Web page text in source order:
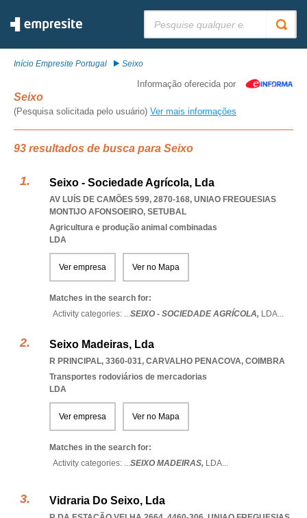
Início Empresite Portugal Seixo
Informação oferecida por
Seixo
(Pesquisa solicitada pelo usuário) Ver mais informações
93 resultados de busca para Seixo
Seixo - Sociedade Agrícola, Lda
AV LUÍS DE CAMÕES 599, 2870-168, UNIAO FREGUESIAS
MONTIJO AFONSOEIRO, SETUBAL
Agricultura e produção animal combinadas
LDA
Ver empresa Ver no Mapa
Matches in the search for:
Activity categories: ...SEIXO - SOCIEDADE AGRÍCOLA, LDA...
Seixo Madeiras, Lda
R PRINCIPAL, 3360-031, CARVALHO PENACOVA, COIMBRA
Transportes rodoviários de mercadorias
LDA
Ver empresa Ver no Mapa
Matches in the search for:
Activity categories: ...SEIXO MADEIRAS, LDA...
Vidraria Do Seixo, Lda